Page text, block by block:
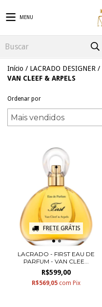
MENU
Início / LACRADO DESIGNER /
VAN CLEEF & ARPELS
Ordenar por
FRETE GRÁTIS
LACRADO - FIRST EAU DE
PARFUM - VAN CLEE...
R$599,00
R$569,05 com Pix